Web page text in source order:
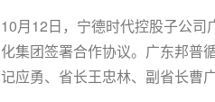
10月12日，宁德时代控股子公
化集团签署合作协议。广东邦普
记应勇、省长王忠林、副省长曹